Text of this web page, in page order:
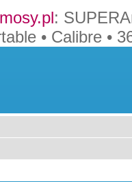
:
• Calibre •